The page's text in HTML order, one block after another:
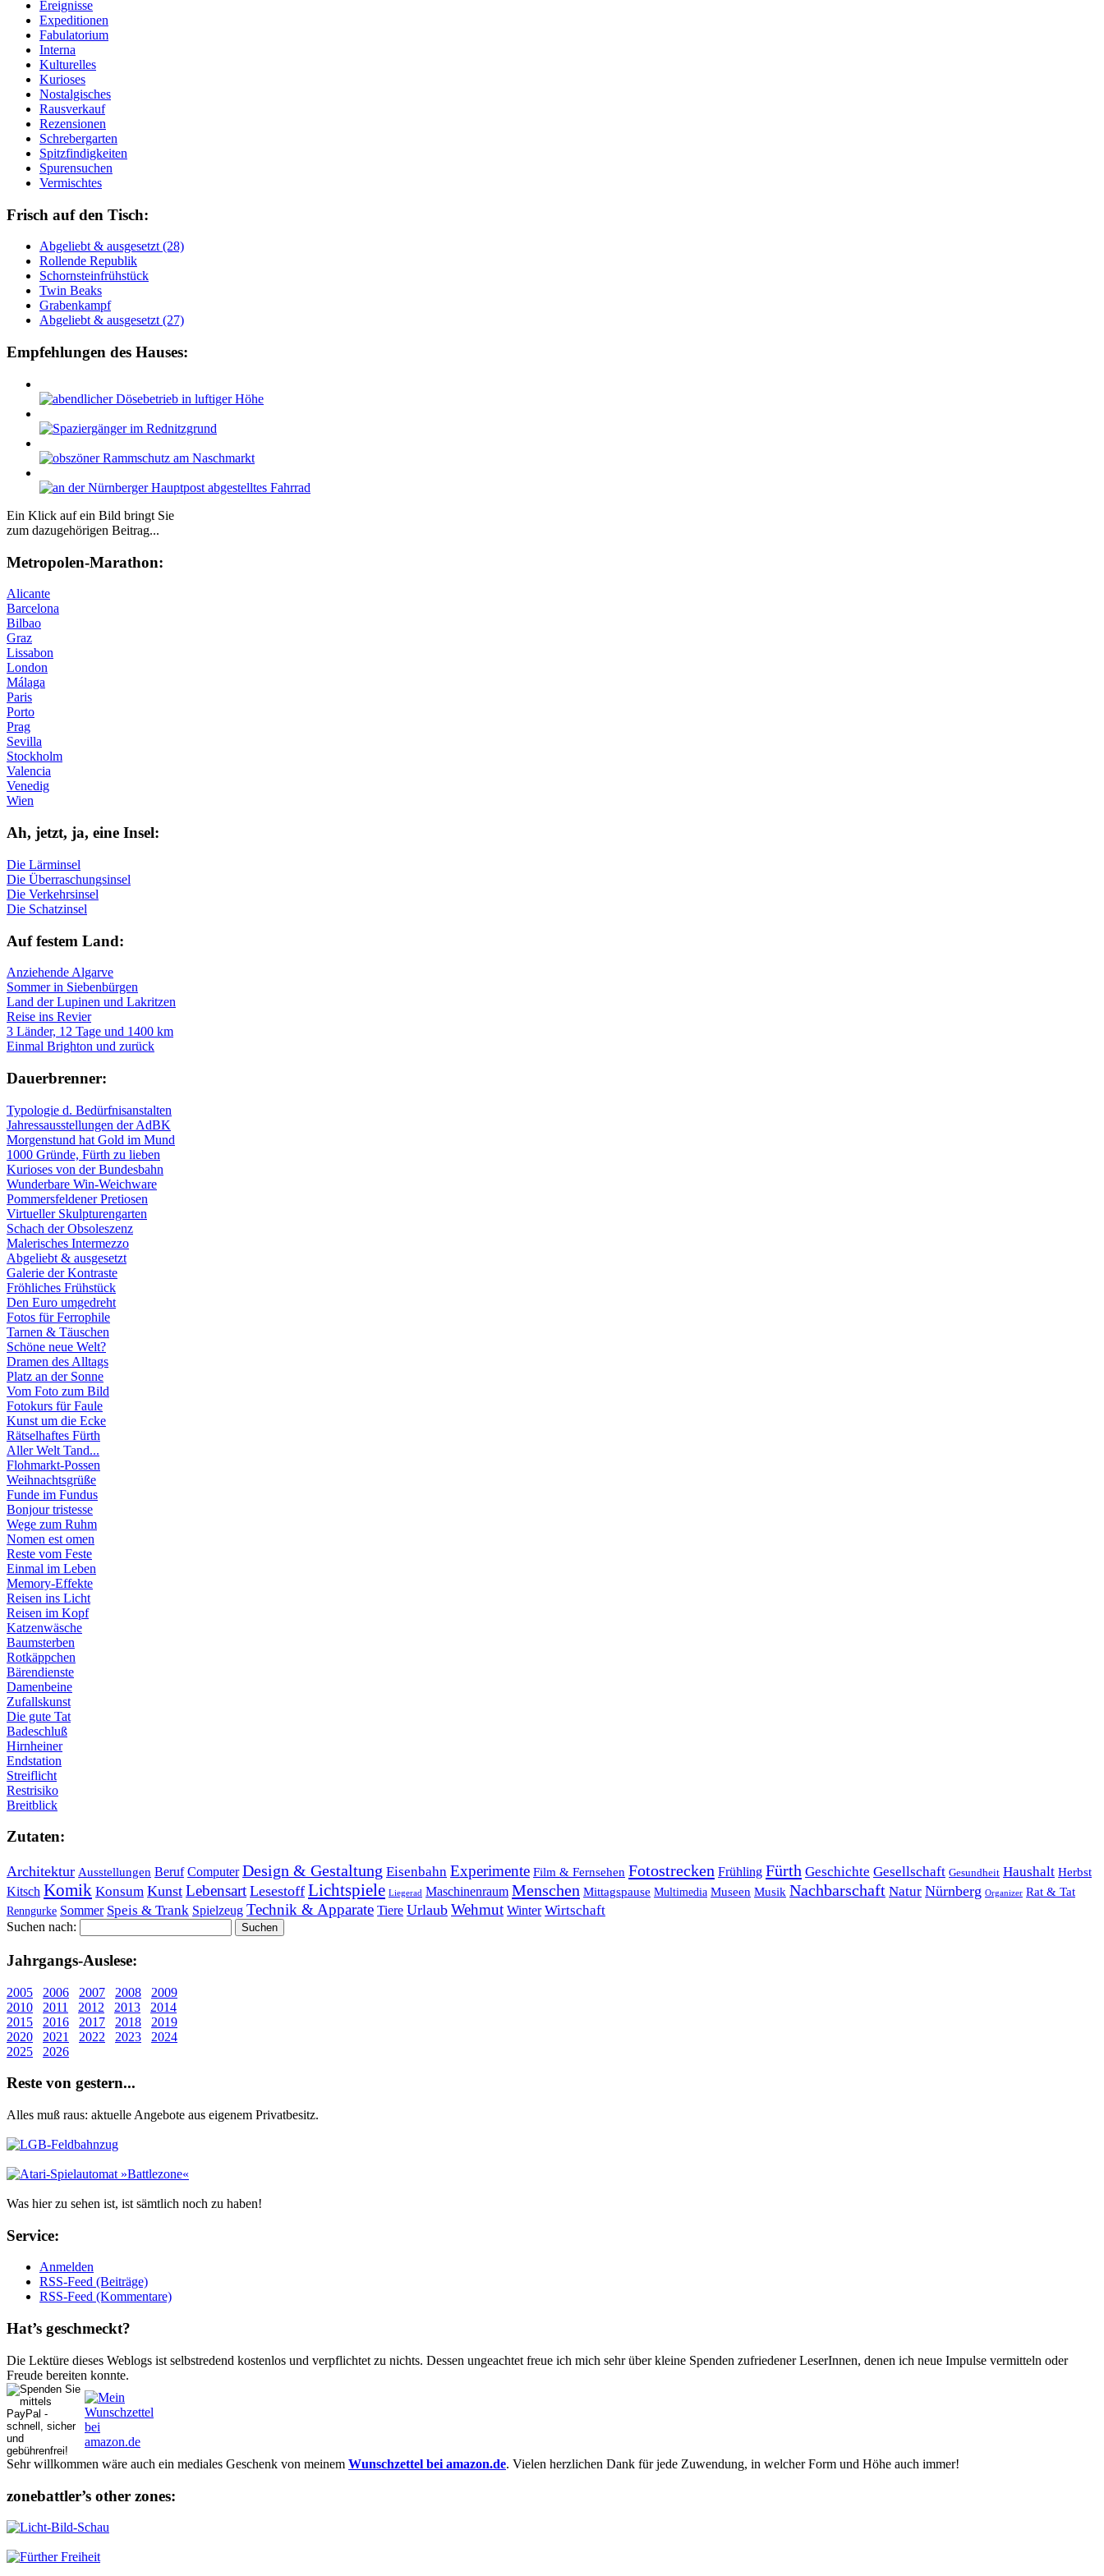
Ereignisse
Expeditionen
Fabulatorium
Interna
Kulturelles
Kurioses
Nostalgisches
Rausverkauf
Rezensionen
Schrebergarten
Spitzfindigkeiten
Spurensuchen
Vermischtes
Frisch auf den Tisch:
Ab­ge­liebt & aus­ge­setzt (28)
Rol­len­de Re­pu­blik
Schorn­stein­früh­stück
Twin Beaks
Gra­ben­kampf
Ab­ge­liebt & aus­ge­setzt (27)
Empfehlungen des Hauses:
Ein Klick auf ein Bild bringt Sie
zum dazugehörigen Beitrag...
Me­tro­po­len-Ma­ra­thon:
Alicante
Barcelona
Bilbao
Graz
Lissabon
London
Málaga
Paris
Porto
Prag
Sevilla
Stockholm
Valencia
Venedig
Wien
Ah, jetzt, ja, ei­ne In­sel:
Die Lärminsel
Die Überraschungsinsel
Die Verkehrsinsel
Die Schatzinsel
Auf fe­stem Land:
Anziehende Algarve
Sommer in Siebenbürgen
Land der Lupinen und Lakritzen
Reise ins Revier
3 Länder, 12 Tage und 1400 km
Einmal Brighton und zurück
Dau­er­bren­ner:
Typologie d. Bedürfnisanstalten
Jahressausstellungen der AdBK
Morgenstund hat Gold im Mund
1000 Gründe, Fürth zu lieben
Kurioses von der Bundesbahn
Wunderbare Win-Weichware
Pommersfeldener Pretiosen
Virtueller Skulpturengarten
Schach der Obsoleszenz
Malerisches Intermezzo
Abgeliebt & ausgesetzt
Galerie der Kontraste
Fröhliches Frühstück
Den Euro umgedreht
Fotos für Ferrophile
Tarnen & Täuschen
Schöne neue Welt?
Dramen des Alltags
Platz an der Sonne
Vom Foto zum Bild
Fotokurs für Faule
Kunst um die Ecke
Rätselhaftes Fürth
Aller Welt Tand...
Flohmarkt-Possen
Weihnachtsgrüße
Funde im Fundus
Bonjour tristesse
Wege zum Ruhm
Nomen est omen
Reste vom Feste
Einmal im Leben
Memory-Effekte
Reisen ins Licht
Reisen im Kopf
Katzenwäsche
Baumsterben
Rotkäppchen
Bärendienste
Damenbeine
Zufallskunst
Die gute Tat
Badeschluß
Hirnheiner
Endstation
Streiflicht
Restrisiko
Breitblick
Zu­ta­ten:
Architektur Ausstellungen Beruf Computer Design & Gestaltung Eisenbahn Experimente Film & Fernsehen Fotostrecken Frühling Fürth Geschichte Gesellschaft Gesundheit Haushalt Herbst
Kitsch Komik Konsum Kunst Lebensart Lesestoff Lichtspiele Liegerad Maschinenraum Menschen Mittagspause Multimedia Museen Musik Nachbarschaft Natur Nürnberg Organizer Rat & Tat
Renngurke Sommer Speis & Trank Spielzeug Technik & Apparate Tiere Urlaub Wehmut Winter Wirtschaft
Suchen nach:
Jahr­gangs-Aus­le­se:
2005 2006 2007 2008
2009
2010
2011 2012 2013
2014
2015
2016 2017 2018
2019
2020
2021 2022 2023
2024
2025
2026
Re­ste von ge­stern...
Alles muß raus: aktuelle An­ge­bo­te aus eigenem Privatbesitz.
Was hier zu sehen ist, ist sämt­lich noch zu haben!
Ser­vice:
Anmelden
RSS-Feed (Beiträge)
RSS-Feed (Kommentare)
Hat’s ge­schmeckt?
Die Lektüre dieses Weblogs ist selbstredend kostenlos und ver­pflich­tet zu nichts. Dessen un­ge­achtet freue ich mich sehr über kleine Spenden zufriedener Le­serInnen, denen ich neue Im­pul­se vermitteln oder
Freude bereiten konnte.
Sehr willkommen wäre auch ein mediales Geschenk von meinem Wunschzettel bei amazon.de. Vielen herzlichen Dank für jede Zuwendung, in welcher Form und Höhe auch immer!
zonebattler’s other zo­nes: